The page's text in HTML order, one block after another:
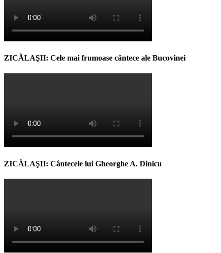
ZICĂLAŞII: Cele mai frumoase cântece ale Bucovinei
ZICĂLAŞII: Cântecele lui Gheorghe A. Dinicu